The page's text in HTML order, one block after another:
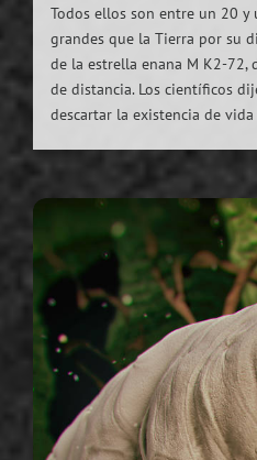
Todos ellos son entre un 20
grandes que la Tierra por su
de la estrella enana M K2-72,
de distancia. Los científicos
descartar la existencia de